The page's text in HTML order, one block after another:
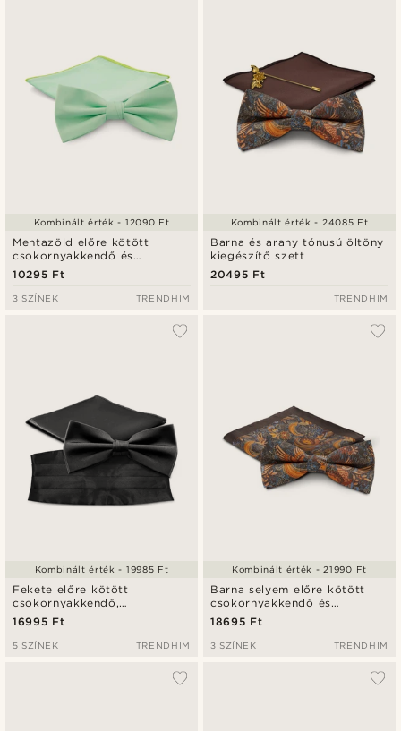
Mentazöld előre kötött
csokornyakkendő és
díszzsebkendő szett
10295 Ft
Kombinált érték - 12090 Ft
3 SZÍNEK TRENDHIM
Barna és arany tónusú öltöny
kiegészítő szett
20495 Ft
Kombinált érték - 24085 Ft
TRENDHIM
Fekete előre kötött
csokornyakkendő,
díszzsebkendő és övkendő
szett
16995 Ft
Kombinált érték - 19985 Ft
5 SZÍNEK TRENDHIM
Barna selyem előre kötött
csokornyakkendő és
díszzsebkendő szett
18695 Ft
Kombinált érték - 21990 Ft
3 SZÍNEK TRENDHIM